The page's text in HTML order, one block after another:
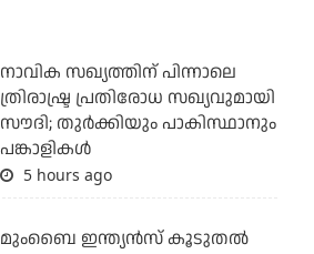
നാവിക സഖ്യത്തിന് പിന്നാലെ
ത്രിരാഷ്ട്ര പ്രതിരോധ സഖ്യവുമായി
സൗദി; തുര്‍ക്കിയും പാകിസ്ഥാനും
പങ്കാളികള്‍
5 hours ago
മുംബൈ ഇന്ത്യന്‍സ് കൂടുതല്‍